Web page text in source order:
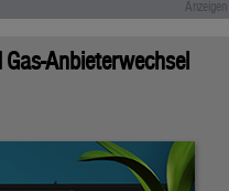
Anbieterwechsel